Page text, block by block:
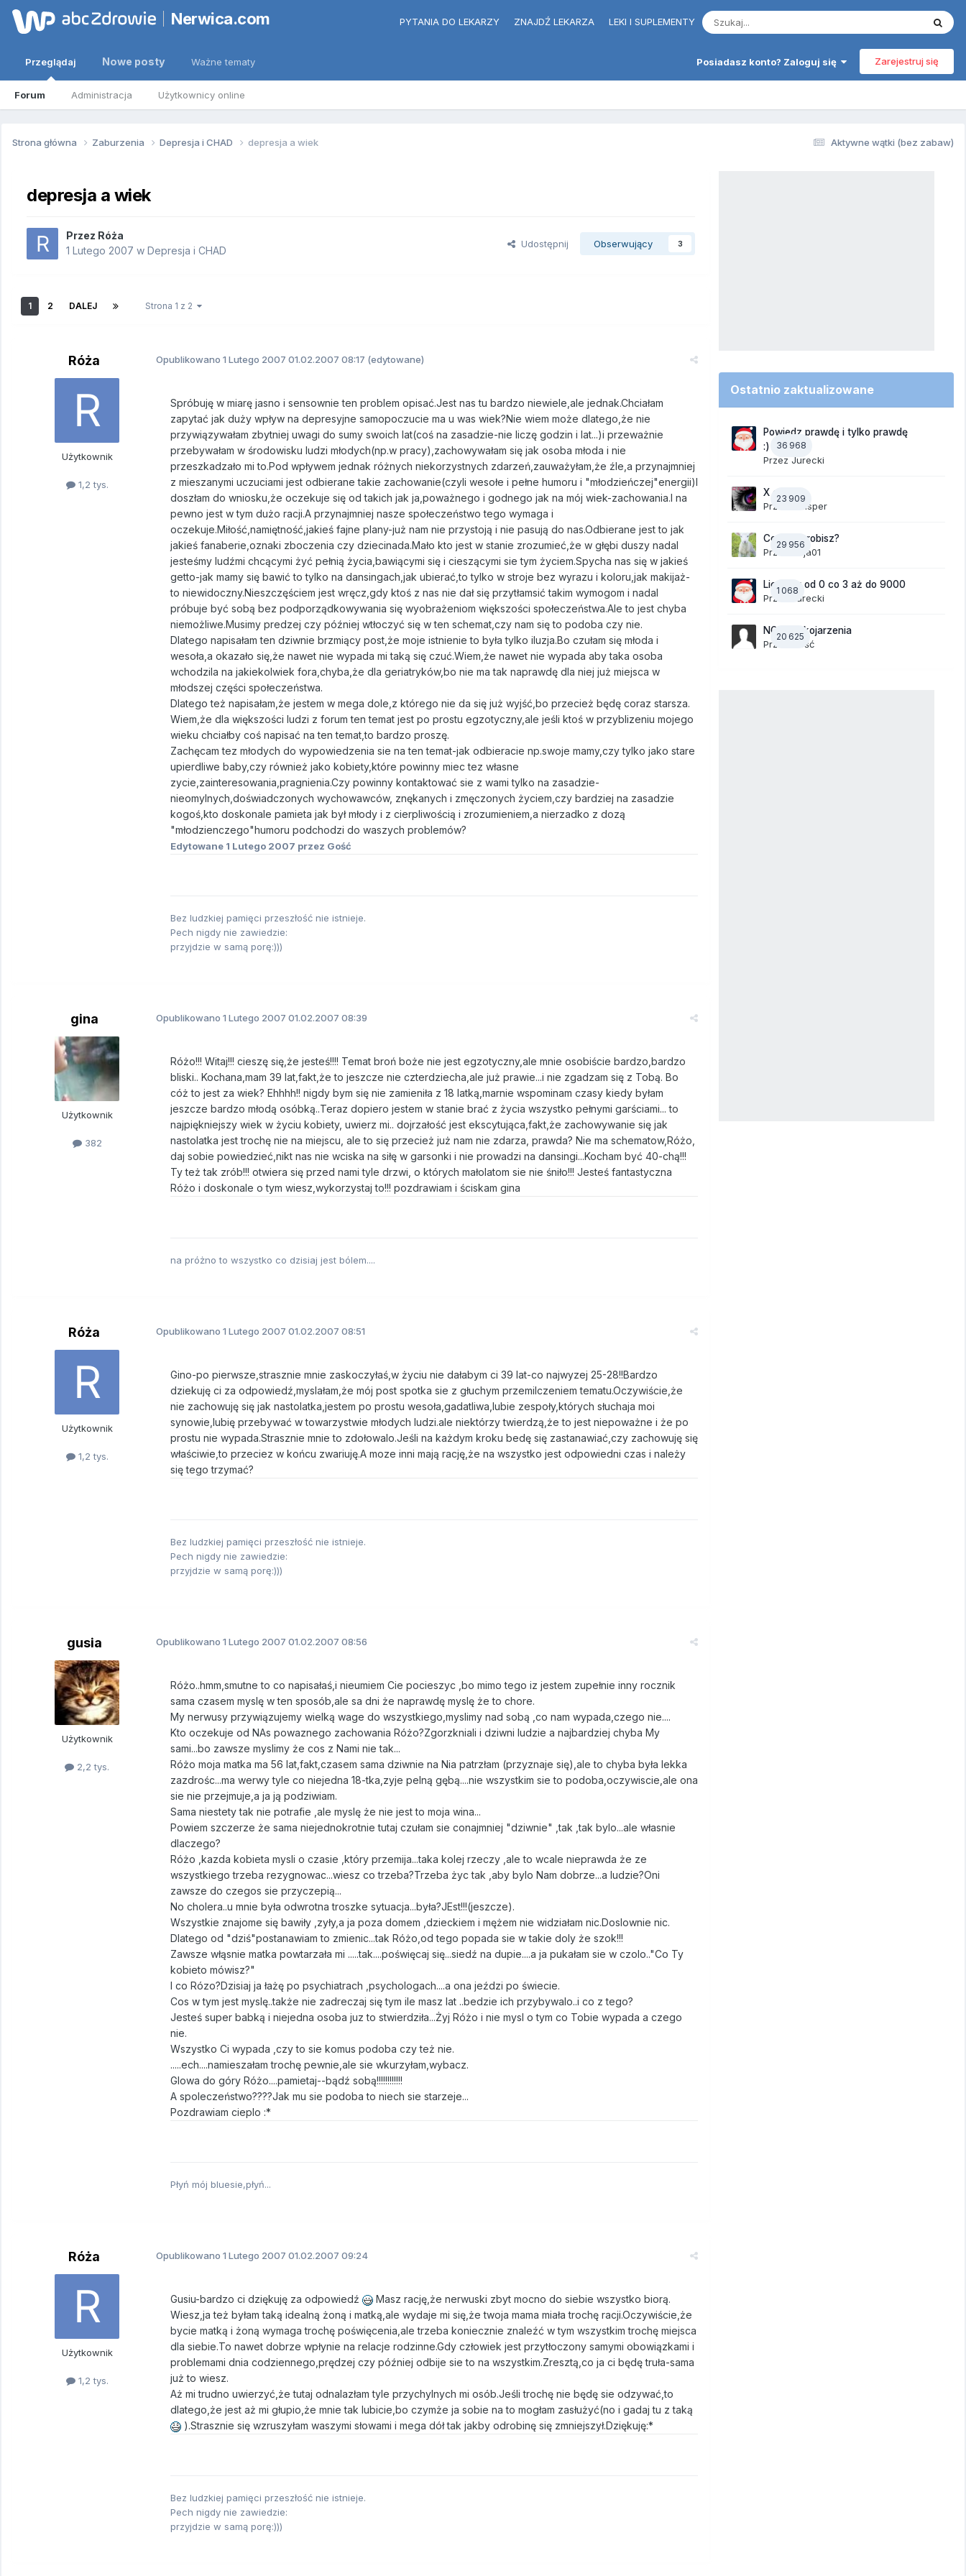
Nerwica.com PYTANIA DO LEKARZY ZNAJDŹ LEKARZA LEKI I SUPLEMENTY
Posiadasz konto? Zaloguj się Zarejestruj się
Przeglądaj
Forum Administracja Użytkownicy online
Nowe posty Ważne tematy
Aktywne wątki (bez zabaw)
Strona główna Zaburzenia Depresja i CHAD depresja a wiek
depresja a wiek
Przez Róża
1 Lutego 2007 w Depresja i CHAD
Udostępnij Obserwujący 3
1 2 DALEJ Strona 1 z 2
Róża
Użytkownik
1,2 tys.
Opublikowano 1 Lutego 2007 01.02.2007 08:17 (edytowane)
Spróbuję w miarę jasno i sensownie ten problem opisać.Jest nas tu bardzo niewiele,ale jednak.Chciałam
zapytać jak duży wpływ na depresyjne samopoczucie ma u was wiek?Nie wiem może dlatego,że nie
przywiązywałam zbytniej uwagi do sumy swoich lat(coś na zasadzie-nie liczę godzin i lat...)i przeważnie
przebywałam w środowisku ludzi młodych(np.w pracy),zachowywałam się jak osoba młoda i nie
przeszkadzało mi to.Pod wpływem jednak różnych niekorzystnych zdarzeń,zauważyłam,że źle,a przynajmniej
z mieszanymi uczuciami jest odbierane takie zachowanie(czyli wesołe i pełne humoru i "młodzieńczej"energii)I
doszłam do wniosku,że oczekuje się od takich jak ja,poważnego i godnego jak na mój wiek-zachowania.I na
pewno jest w tym dużo racji.A przynajmniej nasze społeczeństwo tego wymaga i
oczekuje.Miłość,namiętność,jakieś fajne plany-już nam nie przystoją i nie pasują do nas.Odbierane jest to jak
jakieś fanaberie,oznaki zboczenia czy dziecinada.Mało kto jest w stanie zrozumieć,że w głębi duszy nadal
jesteśmy ludźmi chcącymi żyć pełnią życia,bawiącymi się i cieszącymi sie tym życiem.Spycha nas się w jakieś
getto-jak mamy się bawić to tylko na dansingach,jak ubierać,to tylko w stroje bez wyrazu i koloru,jak makijaż-
to niewidoczny.Nieszczęściem jest wręcz,gdy ktoś z nas nie dał się przytłamsić takim wymogom i nadal
próbuje być sobą bez podporządkowywania się wyobrażeniom większości społeczeństwa.Ale to jest chyba
niemożliwe.Musimy predzej czy później wtłoczyć się w ten schemat,czy nam się to podoba czy nie.
Dlatego napisałam ten dziwnie brzmiący post,że moje istnienie to była tylko iluzja.Bo czułam się młoda i
wesoła,a okazało się,że nawet nie wypada mi taką się czuć.Wiem,że nawet nie wypada aby taka osoba
wchodzila na jakiekolwiek fora,chyba,że dla geriatryków,bo nie ma tak naprawdę dla niej już miejsca w
młodszej części społeczeństwa.
Dlatego też napisałam,że jestem w mega dole,z którego nie da się już wyjść,bo przecież będę coraz starsza.
Wiem,że dla większości ludzi z forum ten temat jest po prostu egzotyczny,ale jeśli ktoś w przyblizeniu mojego
wieku chciałby coś napisać na ten temat,to bardzo proszę.
Zachęcam tez młodych do wypowiedzenia sie na ten temat-jak odbieracie np.swoje mamy,czy tylko jako stare
upierdliwe baby,czy również jako kobiety,które powinny miec tez własne
zycie,zainteresowania,pragnienia.Czy powinny kontaktować sie z wami tylko na zasadzie-
nieomylnych,doświadczonych wychowawców, znękanych i zmęczonych życiem,czy bardziej na zasadzie
kogoś,kto doskonale pamieta jak był młody i z cierpliwością i zrozumieniem,a nierzadko z dozą
"młodzienczego"humoru podchodzi do waszych problemów?
Edytowane 1 Lutego 2007 przez Gość
Bez ludzkiej pamięci przeszłość nie istnieje.
Pech nigdy nie zawiedzie:
przyjdzie w samą porę:)))
gina
Użytkownik
382
Opublikowano 1 Lutego 2007 01.02.2007 08:39
Różo!!! Witaj!!! cieszę się,że jesteś!!!! Temat broń boże nie jest egzotyczny,ale mnie osobiście bardzo,bardzo
bliski.. Kochana,mam 39 lat,fakt,że to jeszcze nie czterdziecha,ale już prawie...i nie zgadzam się z Tobą. Bo
cóż to jest za wiek? Ehhhh!! nigdy bym się nie zamieniła z 18 latką,marnie wspominam czasy kiedy byłam
jeszcze bardzo młodą osóbką..Teraz dopiero jestem w stanie brać z życia wszystko pełnymi garściami... to
najpiękniejszy wiek w życiu kobiety, uwierz mi.. dojrzałość jest ekscytująca,fakt,że zachowywanie się jak
nastolatka jest trochę nie na miejscu, ale to się przecież już nam nie zdarza, prawda? Nie ma schematow,Różo,
daj sobie powiedzieć,nikt nas nie wciska na siłę w garsonki i nie prowadzi na dansingi...Kocham być 40-chą!!!
Ty też tak zrób!!! otwiera się przed nami tyle drzwi, o których małolatom sie nie śniło!!! Jesteś fantastyczna
Różo i doskonale o tym wiesz,wykorzystaj to!!! pozdrawiam i ściskam gina
na próżno to wszystko co dzisiaj jest bólem....
Róża
Użytkownik
1,2 tys.
Opublikowano 1 Lutego 2007 01.02.2007 08:51
Gino-po pierwsze,strasznie mnie zaskoczyłaś,w życiu nie dałabym ci 39 lat-co najwyzej 25-28!!Bardzo
dziekuję ci za odpowiedź,myslałam,że mój post spotka sie z głuchym przemilczeniem tematu.Oczywiście,że
nie zachowuję się jak nastolatka,jestem po prostu wesoła,gadatliwa,lubie zespoły,których słuchaja moi
synowie,lubię przebywać w towarzystwie młodych ludzi.ale niektórzy twierdzą,że to jest niepoważne i że po
prostu nie wypada.Strasznie mnie to zdołowalo.Jeśli na każdym kroku bedę się zastanawiać,czy zachowuję się
właściwie,to przeciez w końcu zwariuję.A moze inni mają rację,że na wszystko jest odpowiedni czas i należy
się tego trzymać?
Bez ludzkiej pamięci przeszłość nie istnieje.
Pech nigdy nie zawiedzie:
przyjdzie w samą porę:)))
gusia
Użytkownik
2,2 tys.
Opublikowano 1 Lutego 2007 01.02.2007 08:56
Różo..hmm,smutne to co napisałaś,i nieumiem Cie pocieszyc ,bo mimo tego iz jestem zupełnie inny rocznik
sama czasem myslę w ten sposób,ale sa dni że naprawdę myslę że to chore.
My nerwusy przywiązujemy wielką wage do wszystkiego,myslimy nad sobą ,co nam wypada,czego nie....
Kto oczekuje od NAs powaznego zachowania Różo?Zgorzkniali i dziwni ludzie a najbardziej chyba My
sami...bo zawsze myslimy że cos z Nami nie tak...
Różo moja matka ma 56 lat,fakt,czasem sama dziwnie na Nia patrzłam (przyznaje się),ale to chyba była lekka
zazdrośc...ma werwy tyle co niejedna 18-tka,zyje pelną gębą....nie wszystkim sie to podoba,oczywiscie,ale ona
sie nie przejmuje,a ja ją podziwiam.
Sama niestety tak nie potrafie ,ale myslę że nie jest to moja wina...
Powiem szczerze że sama niejednokrotnie tutaj czułam sie conajmniej "dziwnie" ,tak ,tak bylo...ale własnie
dlaczego?
Różo ,kazda kobieta mysli o czasie ,który przemija...taka kolej rzeczy ,ale to wcale nieprawda że ze
wszystkiego trzeba rezygnowac...wiesz co trzeba?Trzeba życ tak ,aby bylo Nam dobrze...a ludzie?Oni
zawsze do czegos sie przyczepią...
No cholera..u mnie była odwrotna troszke sytuacja...była?JEst!!!(jeszcze).
Wszystkie znajome się bawiły ,zyły,a ja poza domem ,dzieckiem i mężem nie widziałam nic.Doslownie nic.
Dlatego od "dziś"postanawiam to zmienic...tak Różo,od tego popada sie w takie doly że szok!!!
Zawsze włąsnie matka powtarzała mi .....tak....poświęcaj się...siedź na dupie....a ja pukałam sie w czolo.."Co Ty
kobieto mówisz?"
I co Rózo?Dzisiaj ja łażę po psychiatrach ,psychologach....a ona jeździ po świecie.
Cos w tym jest myslę..także nie zadreczaj się tym ile masz lat ..bedzie ich przybywalo..i co z tego?
Jesteś super babką i niejedna osoba juz to stwierdziła...Żyj Różo i nie mysl o tym co Tobie wypada a czego
nie.
Wszystko Ci wypada ,czy to sie komus podoba czy też nie.
.....ech....namieszałam trochę pewnie,ale sie wkurzyłam,wybacz.
Glowa do góry Różo....pamietaj--bądź sobą!!!!!!!!!!!!
A spoleczeństwo????Jak mu sie podoba to niech sie starzeje...
Pozdrawiam cieplo :*
Płyń mój bluesie,płyń...
Róża
Użytkownik
1,2 tys.
Opublikowano 1 Lutego 2007 01.02.2007 09:24
Gusiu-bardzo ci dziękuję za odpowiedź
Masz rację,że nerwuski zbyt mocno do siebie wszystko biorą.
Wiesz,ja też byłam taką idealną żoną i matką,ale wydaje mi się,że twoja mama miała trochę racji.Oczywiście,że
bycie matką i żoną wymaga trochę poświęcenia,ale trzeba koniecznie znaleźć w tym wszystkim trochę miejsca
dla siebie.To nawet dobrze wpłynie na relacje rodzinne.Gdy człowiek jest przytłoczony samymi obowiązkami i
problemami dnia codziennego,prędzej czy później odbije sie to na wszystkim.Zresztą,co ja ci będę truła-sama
już to wiesz.
Aż mi trudno uwierzyć,że tutaj odnalazłam tyle przychylnych mi osób.Jeśli trochę nie będę sie odzywać,to
dlatego,że jest aż mi głupio,że mnie tak lubicie,bo czymże ja sobie na to mogłam zasłużyć(no i gadaj tu z taką
).Strasznie się wzruszyłam waszymi słowami i mega dół tak jakby odrobinę się zmniejszył.Dziękuję:*
Bez ludzkiej pamięci przeszłość nie istnieje.
Pech nigdy nie zawiedzie:
przyjdzie w samą porę:)))
Ostatnio zaktualizowane
36 968
Powiedz prawdę i tylko prawdę
:)
Przez Jurecki
23 909
X czy Y?
Przez
whisper
29 956
Co teraz robisz?
Przez
Anja01
1 068
Liczymy od 0 co 3 aż do 9000
Przez
Jurecki
20 625
NOWE Skojarzenia
Przez Gość